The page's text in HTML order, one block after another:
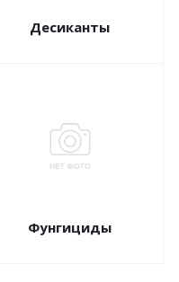
Десиканты
Фунгициды